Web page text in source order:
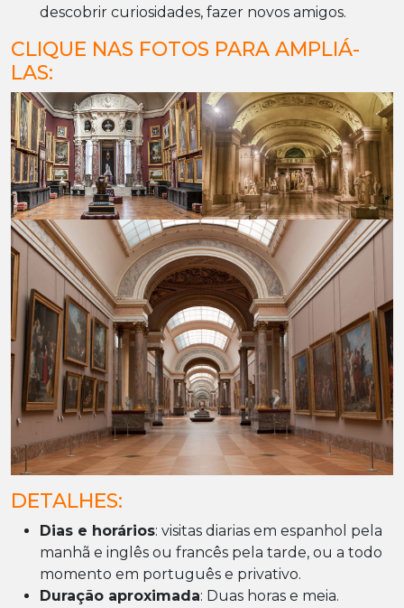
descobrir curiosidades, fazer novos amigos.
CLIQUE NAS FOTOS PARA AMPLIÁ-
LAS:
DETALHES:
Dias e horários: visitas diarias em espanhol pela
manhã e inglês ou francês pela tarde, ou a todo
momento em português e privativo.
Duração aproximada: Duas horas e meia.